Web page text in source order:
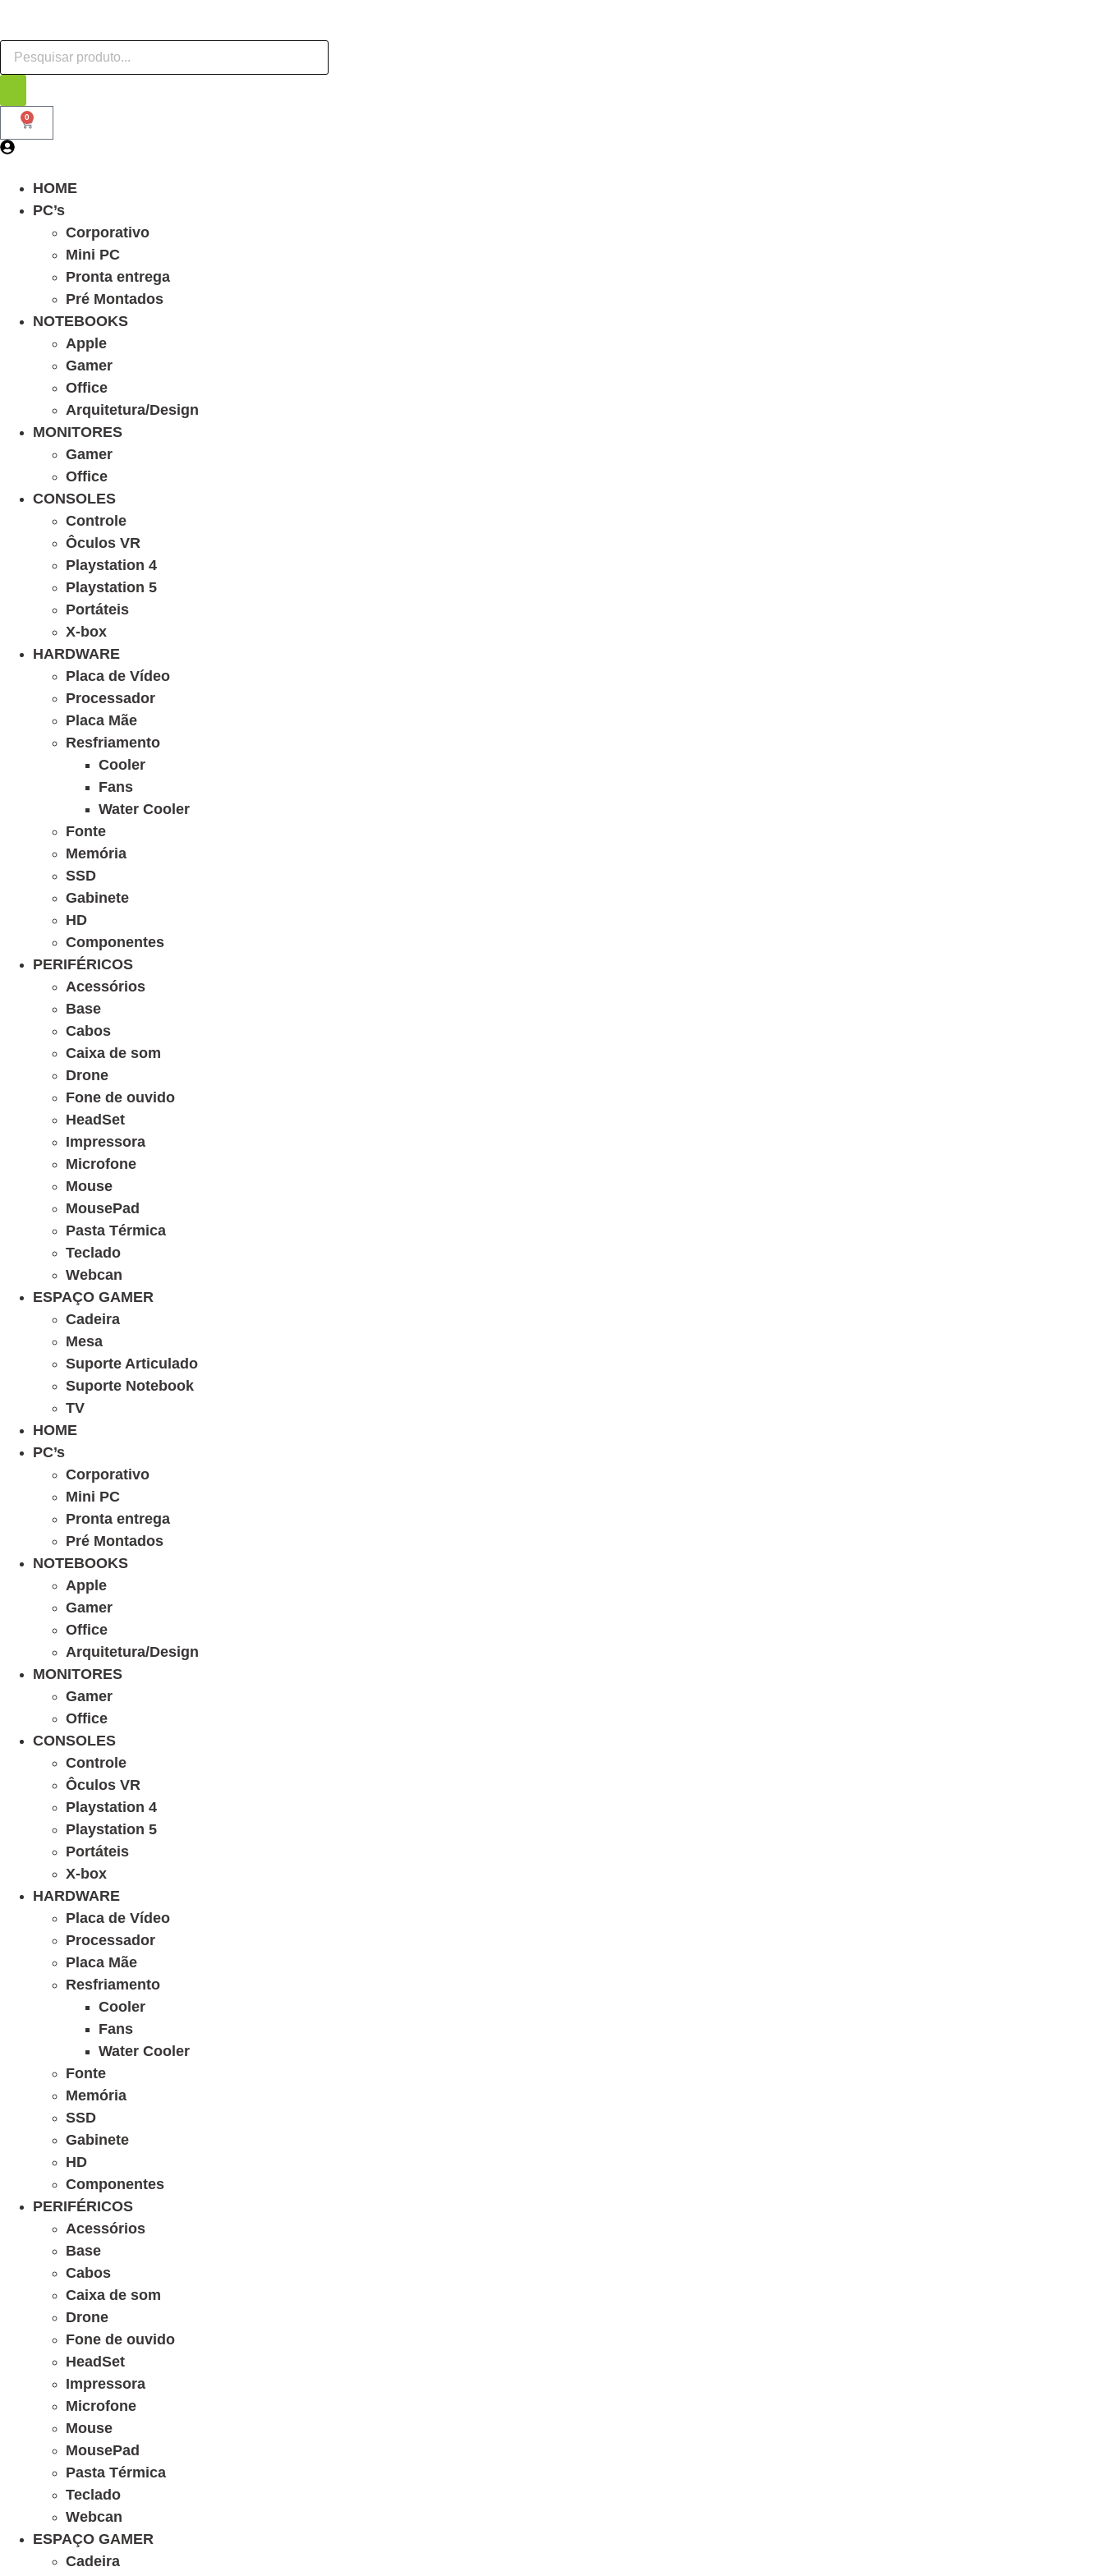
0
HOME
PC’s
Corporativo
Mini PC
Pronta entrega
Pré Montados
NOTEBOOKS
Apple
Gamer
Office
Arquitetura/Design
MONITORES
Gamer
Office
CONSOLES
Controle
Ôculos VR
Playstation 4
Playstation 5
Portáteis
X-box
HARDWARE
Placa de Vídeo
Processador
Placa Mãe
Resfriamento
Cooler
Fans
Water Cooler
Fonte
Memória
SSD
Gabinete
HD
Componentes
PERIFÉRICOS
Acessórios
Base
Cabos
Caixa de som
Drone
Fone de ouvido
HeadSet
Impressora
Microfone
Mouse
MousePad
Pasta Térmica
Teclado
Webcan
ESPAÇO GAMER
Cadeira
Mesa
Suporte Articulado
Suporte Notebook
TV
HOME
PC’s
Corporativo
Mini PC
Pronta entrega
Pré Montados
NOTEBOOKS
Apple
Gamer
Office
Arquitetura/Design
MONITORES
Gamer
Office
CONSOLES
Controle
Ôculos VR
Playstation 4
Playstation 5
Portáteis
X-box
HARDWARE
Placa de Vídeo
Processador
Placa Mãe
Resfriamento
Cooler
Fans
Water Cooler
Fonte
Memória
SSD
Gabinete
HD
Componentes
PERIFÉRICOS
Acessórios
Base
Cabos
Caixa de som
Drone
Fone de ouvido
HeadSet
Impressora
Microfone
Mouse
MousePad
Pasta Térmica
Teclado
Webcan
ESPAÇO GAMER
Cadeira